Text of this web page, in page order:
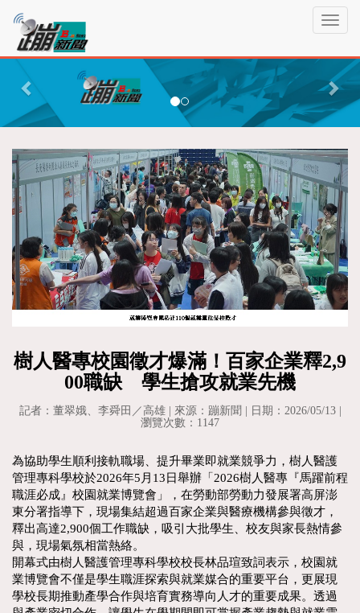
T
g
l
e
v
g
a
t
i
o
n
蹦
新
聞P
r
v
i
u
s
N
e
x
t
樹人醫專校園徵才爆滿！百家企業釋2,9
00職缺 學生搶攻就業先機
記者：董翠娥、李舜田／高雄 | 來源：蹦新聞 | 日期：2026/05/13 |
瀏覽次數：1147
為協助學生順利接軌職場、提升畢業即就業競爭力，樹人醫護
管理專科學校於2026年5月13日舉辦「2026樹人醫專『馬躍前程
職涯必成』校園就業博覽會」，在勞動部勞動力發展署高屏澎
東分署指導下，現場集結超過百家企業與醫療機構參與徵才，
釋出高達2,900個工作職缺，吸引大批學生、校友與家長熱情參
與，現場氣氛相當熱絡。
開幕式由樹人醫護管理專科學校校長林品瑄致詞表示，校園就
業博覽會不僅是學生職涯探索與就業媒合的重要平台，更展現
學校長期推動產學合作與培育實務導向人才的重要成果。透過